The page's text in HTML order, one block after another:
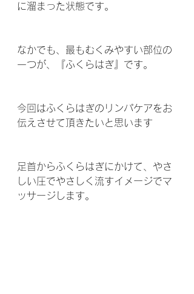
に溜まった状態です。
なかでも、最もむくみやすい部位の
一つが、『ふくらはぎ』です。
今回はふくらはぎのリンパケアをお
伝えさせて頂きたいと思います
足首からふくらはぎにかけて、やさ
しい圧でやさしく流すイメージでマ
ッサージします。